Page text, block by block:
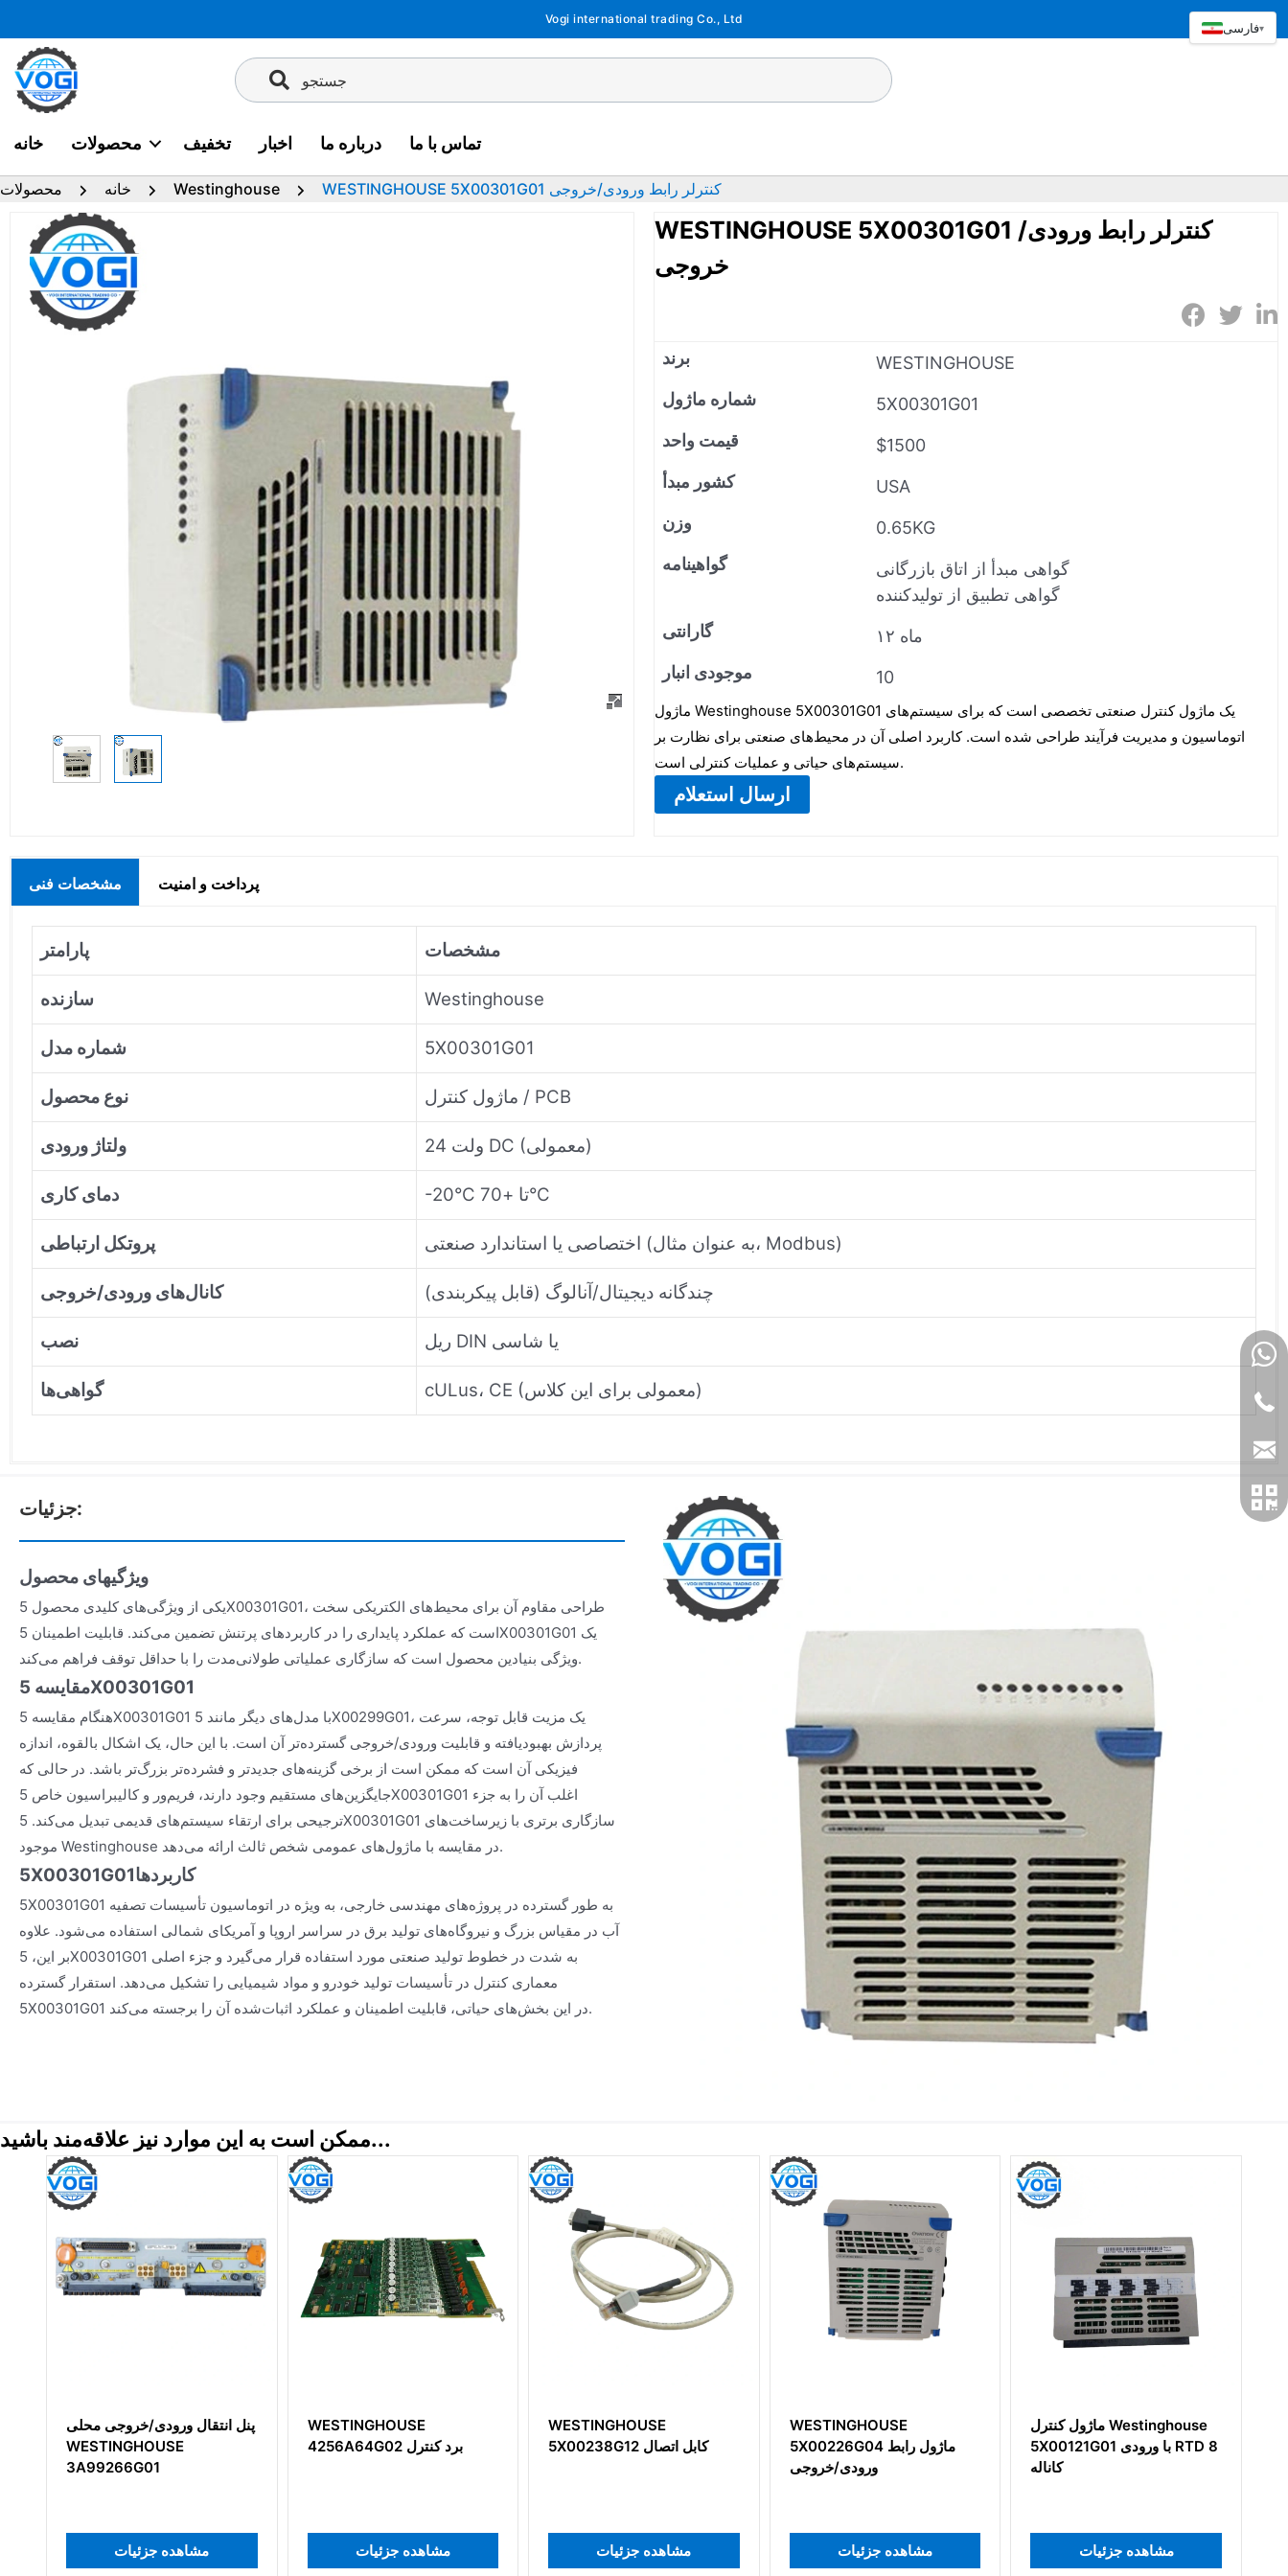
به
محتوا
Vogi international trading Co., Ltd
جستجو
خانه محصولات تخفیف اخبار درباره ما تماس با ما
خانه محصولات Westinghouse WESTINGHOUSE 5X00301G01 کنترلر رابط ورودی/خروجی
WESTINGHOUSE 5X00301G01 کنترلر رابط ورودی/
خروجی
برند
WESTINGHOUSE
شماره ماژول
5X00301G01
قیمت واحد
$1500
کشور مبدأ
USA
وزن
0.65KG
گواهینامه
گواهی مبدأ از اتاق بازرگانی
گواهی تطبیق از تولیدکننده
گارانتی
۱۲ ماه
موجودی انبار
10
ماژول Westinghouse 5X00301G01 یک ماژول کنترل صنعتی تخصصی است که برای سیستم‌های
اتوماسیون و مدیریت فرآیند طراحی شده است. کاربرد اصلی آن در محیط‌های صنعتی برای نظارت بر
سیستم‌های حیاتی و عملیات کنترلی است.
ارسال استعلام
مشخصات فنی پرداخت و امنیت
پارامتر مشخصات
سازنده Westinghouse
شماره مدل 5X00301G01
نوع محصول ماژول کنترل / PCB
ولتاژ ورودی 24 ولت DC (معمولی)
دمای کاری -20°C تا +70°C
پروتکل ارتباطی اختصاصی یا استاندارد صنعتی (به عنوان مثال، Modbus)
کانال‌های ورودی/خروجی چندگانه دیجیتال/آنالوگ (قابل پیکربندی)
نصب ریل DIN یا شاسی
گواهی‌ها cULus، CE (معمولی برای این کلاس)
جزئیات:
ویژگیهای محصول
یکی از ویژگی‌های کلیدی محصول 5X00301G01، طراحی مقاوم آن برای محیط‌های الکتریکی سخت
است که عملکرد پایداری را در کاربردهای پرتنش تضمین می‌کند. قابلیت اطمینان 5X00301G01 یک
ویژگی بنیادین محصول است که سازگاری عملیاتی طولانی‌مدت را با حداقل توقف فراهم می‌کند.
مقایسه 5X00301G01
هنگام مقایسه 5X00301G01 با مدل‌های دیگر مانند 5X00299G01، یک مزیت قابل توجه، سرعت
پردازش بهبودیافته و قابلیت ورودی/خروجی گسترده‌تر آن است. با این حال، یک اشکال بالقوه، اندازه
فیزیکی آن است که ممکن است از برخی گزینه‌های جدیدتر و فشرده‌تر بزرگ‌تر باشد. در حالی که
جایگزین‌های مستقیم وجود دارند، فریم‌ور و کالیبراسیون خاص 5X00301G01 اغلب آن را به جزء
ترجیحی برای ارتقاء سیستم‌های قدیمی تبدیل می‌کند. 5X00301G01 سازگاری برتری با زیرساخت‌های
موجود Westinghouse در مقایسه با ماژول‌های عمومی شخص ثالث ارائه می‌دهد.
5X00301G01کاربردها
5X00301G01 به طور گسترده در پروژه‌های مهندسی خارجی، به ویژه در اتوماسیون تأسیسات تصفیه
آب در مقیاس بزرگ و نیروگاه‌های تولید برق در سراسر اروپا و آمریکای شمالی استفاده می‌شود. علاوه
بر این، 5X00301G01 به شدت در خطوط تولید صنعتی مورد استفاده قرار می‌گیرد و جزء اصلی
معماری کنترل در تأسیسات تولید خودرو و مواد شیمیایی را تشکیل می‌دهد. استقرار گسترده
5X00301G01 در این بخش‌های حیاتی، قابلیت اطمینان و عملکرد اثبات‌شده آن را برجسته می‌کند.
ممکن است به این موارد نیز علاقه‌مند باشید...
پنل انتقال ورودی/خروجی محلی
WESTINGHOUSE
3A99266G01
مشاهده جزئیات
WESTINGHOUSE
4256A64G02 برد کنترل
مشاهده جزئیات
WESTINGHOUSE
5X00238G12 کابل اتصال
مشاهده جزئیات
WESTINGHOUSE
5X00226G04 ماژول رابط
ورودی/خروجی
مشاهده جزئیات
ماژول کنترل Westinghouse
5X00121G01 با ورودی RTD 8
مشاهده جزئیات
گره راه دور
فارسی▾